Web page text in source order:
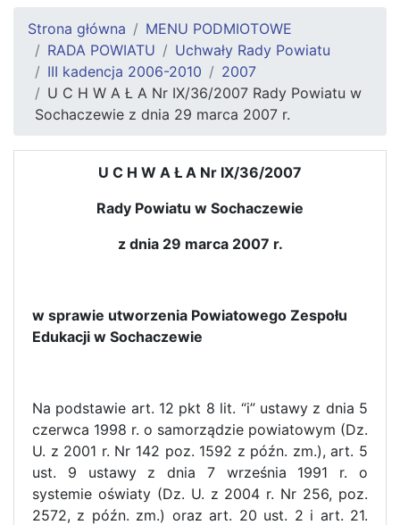
Strona główna
MENU PODMIOTOWE
RADA POWIATU
Uchwały Rady Powiatu
III kadencja 2006-2010
2007
U C H W A Ł A Nr IX/36/2007 Rady Powiatu w
Sochaczewie z dnia 29 marca 2007 r.
U C H W A Ł A Nr IX/36/2007
Rady Powiatu w Sochaczewie
z dnia 29 marca 2007 r.
w sprawie utworzenia Powiatowego Zespołu
Edukacji w Sochaczewie
Na podstawie art. 12 pkt 8 lit. “i” ustawy z dnia 5
czerwca 1998 r. o samorządzie powiatowym (Dz.
U. z 2001 r. Nr 142 poz. 1592 z późn. zm.), art. 5
ust. 9 ustawy z dnia 7 września 1991 r. o
systemie oświaty (Dz. U. z 2004 r. Nr 256, poz.
2572, z późn. zm.) oraz art. 20 ust. 2 i art. 21.